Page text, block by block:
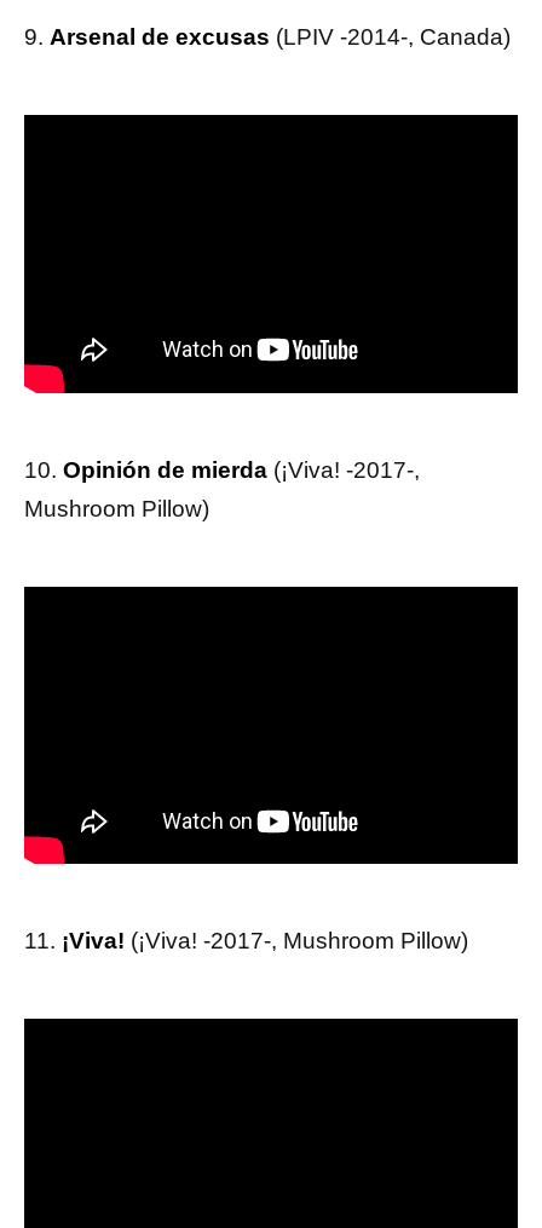
9. Arsenal de excusas (LPIV -2014-, Canada)
10. Opinión de mierda (¡Viva! -2017-,
Mushroom Pillow)
11. ¡Viva! (¡Viva! -2017-, Mushroom Pillow)